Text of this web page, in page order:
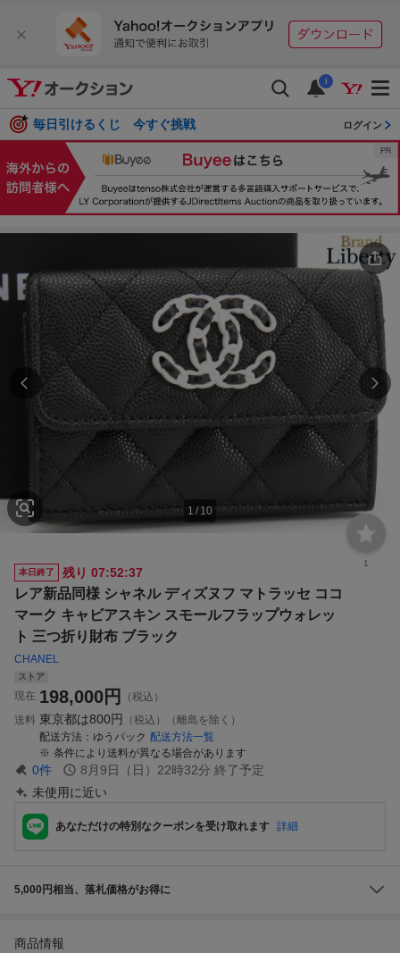
i
毎日引けるくじ 今すぐ挑戦 ログイン
1 / 10
1
本日終了
残り 07:52:37
レア新品同様 シャネル ディズヌフ マトラッセ ココ
マーク キャビアスキン スモールフラップウォレッ
ト 三つ折り財布 ブラック
CHANEL
ストア
現在 198,000円
（税込）
送料 東京都は800円
（税込）（離島を除く）
配送方法
ゆうパック 配送方法一覧
条件により送料が異なる場合があります
0件 8月9日（日）22時32分 終了予定
未使用に近い
あなただけの特別なクーポンを受け取れます 詳細
5,000円相当、落札価格がお得に
商品情報